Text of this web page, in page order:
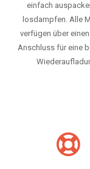
einfach
losdampfen. Alle
verfügen über einen
Anschluss für eine